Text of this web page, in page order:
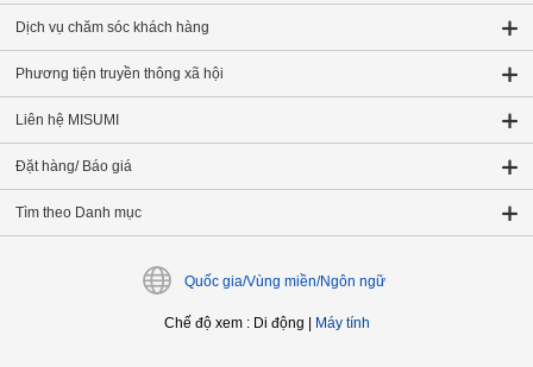
Dịch vụ chăm sóc khách hàng
Phương tiện truyền thông xã hội
Liên hệ MISUMI
Đặt hàng/ Báo giá
Tìm theo Danh mục
Quốc gia/Vùng miền/Ngôn ngữ
Chế độ xem: Di động Máy tính